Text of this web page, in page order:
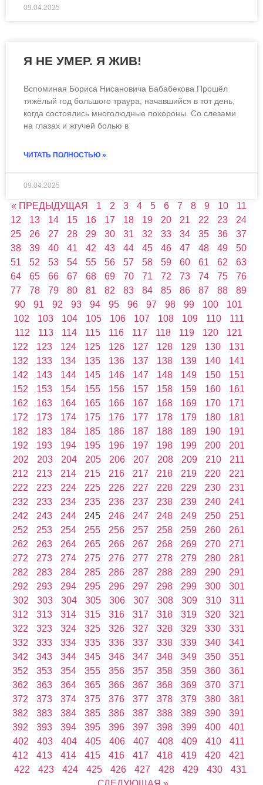
09.04.2025
Я НЕ УМЕР. Я ЖИВ!
Вспоминая Бориса Нисановича Бабабекова Прошёл
тяжёлый год большого траура, начавшийся в тот день,
когда состоялись многолюдные похороны. Со слезами
на глазах и жгучей болью в
ЧИТАТЬ ПОЛНОСТЬЮ »
09.04.2025
« ПРЕДЫДУЩАЯ 1 2 3 4 5 6 7 8 9 10
11
12
13 14 15 16 17 18 19 20 21 22 23
24
25
26 27 28 29 30 31 32 33 34 35 36
37
38
39 40 41 42 43 44 45 46 47 48 49
50
51
52 53 54 55 56 57 58 59 60 61 62
63
64
65 66 67 68 69 70 71 72 73 74 75
76
77
78 79 80 81 82 83 84 85 86 87 88
89
90
91 92 93 94 95 96 97 98 99 100
101
102
103 104 105 106 107 108 109 110
111
112
113 114 115 116 117 118 119 120
121
122
123 124 125 126 127 128 129 130
131
132
133 134 135 136 137 138 139 140
141
142
143 144 145 146 147 148 149 150
151
152
153 154 155 156 157 158 159 160
161
162
163 164 165 166 167 168 169 170
171
172
173 174 175 176 177 178 179 180
181
182
183 184 185 186 187 188 189 190
191
192
193 194 195 196 197 198 199 200
201
202
203 204 205 206 207 208 209 210
211
212
213 214 215 216 217 218 219 220
221
222
223 224 225 226 227 228 229 230
231
232
233 234 235 236 237 238 239 240
241
242
243 244 245 246 247 248 249 250
251
252
253 254 255 256 257 258 259 260
261
262
263 264 265 266 267 268 269 270
271
272
273 274 275 276 277 278 279 280
281
282
283 284 285 286 287 288 289 290
291
292
293 294 295 296 297 298 299 300
301
302
303 304 305 306 307 308 309 310
311
312
313 314 315 316 317 318 319 320
321
322
323 324 325 326 327 328 329 330
331
332
333 334 335 336 337 338 339 340
341
342
343 344 345 346 347 348 349 350
351
352
353 354 355 356 357 358 359 360
361
362
363 364 365 366 367 368 369 370
371
372
373 374 375 376 377 378 379 380
381
382
383 384 385 386 387 388 389 390
391
392
393 394 395 396 397 398 399 400
401
402
403 404 405 406 407 408 409 410
411
412
413 414 415 416 417 418 419 420
421
422
423 424 425 426 427 428 429 430
431